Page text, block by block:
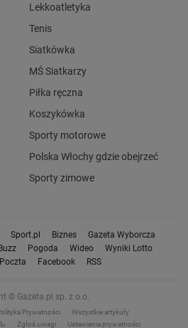
Lekkoatletyka
Tenis
Siatkówka
MŚ Siatkarzy
Piłka ręczna
Koszykówka
Sporty motorowe
Polska Włochy gdzie obejrzeć
Sporty zimowe
Sport.pl Biznes
Gazeta Wyborcza
Buzz Pogoda Wideo
Wyniki Lotto
Poczta Facebook RSS
© Gazeta.pl sp. z o.o.
Prywatności
Wszystkie artykuły
Zgłoś uwagi Ustawienia prywatności